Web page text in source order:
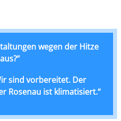
wegen der Hitze
aus?“
sind vorbereitet. Der
Rosenau ist klimatisiert.“